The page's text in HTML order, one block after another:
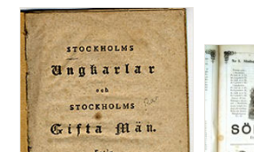
Relaterade
poster
och
teman